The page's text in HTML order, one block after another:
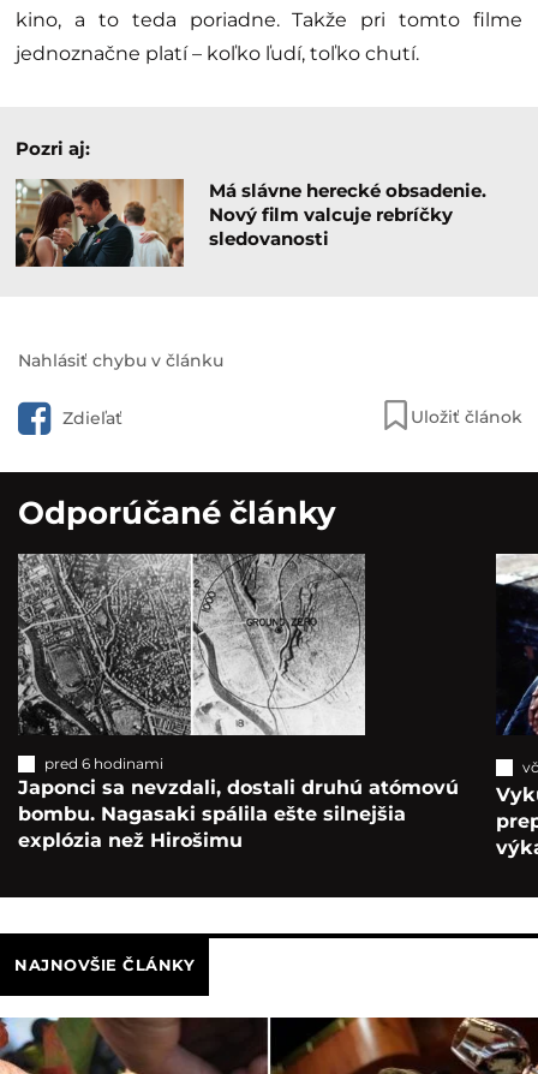
kino, a to teda poriadne. Takže pri tomto filme
jednoznačne platí – koľko ľudí, toľko chutí.
Pozri aj:
Má slávne herecké obsadenie.
Nový film valcuje rebríčky
sledovanosti
Nahlásiť chybu v článku
Zdieľať Uložiť článok
Odporúčané články
pred 6 hodinami
Japonci sa nevzdali, dostali druhú atómovú
bombu. Nagasaki spálila ešte silnejšia
explózia než Hirošimu
NAJNOVŠIE ČLÁNKY